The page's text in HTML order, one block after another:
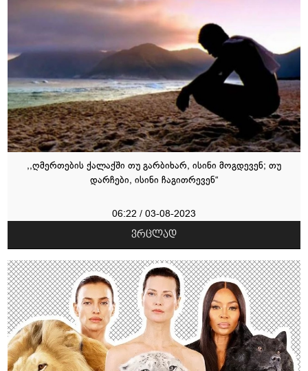
,,ღმერთების ქალაქში თუ გარბიხარ, ისინი მოგდევენ; თუ
დარჩები, ისინი ჩაგითრევენ“
06:22 / 03-08-2023